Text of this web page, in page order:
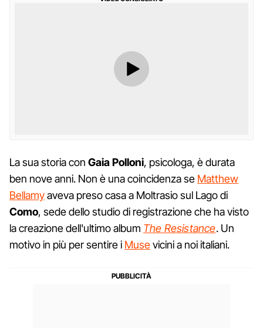
La sua storia con Gaia Polloni, psicologa, è durata
ben nove anni. Non è una coincidenza se Matthew
Bellamyaveva preso casa a Moltrasio sul Lago di
Como, sede dello studio di registrazione che ha visto
la creazione dell'ultimo album The Resistance. Un
motivo in più per sentire i Musevicini a noi italiani.